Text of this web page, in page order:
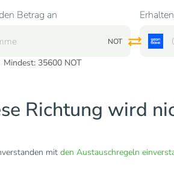
Betrag an
NOT
Mindest: 35600NOT
Richtung wird
mit den Austauschregeln